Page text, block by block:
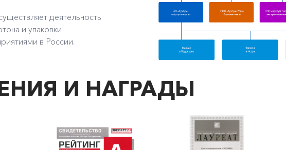
деятельность
и упаковки
в России.
И НАГРАДЫ